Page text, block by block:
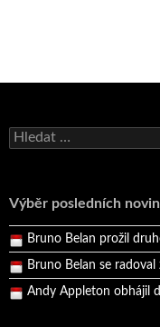
Vyhledávání
Výběr posledních
Bruno Belan se
Andy Appleton obhájil
Pražský přebor neskrblil
Bruno Belan prožil
Bruno Belan se
Andy Appleton obhájil